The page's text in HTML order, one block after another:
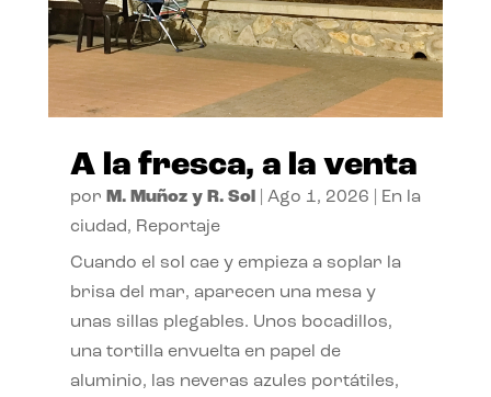
A la fresca, a la venta
por M. Muñoz y R. Sol Ago 1, 2026
En la
ciudad, Reportaje
Cuando el sol cae y empieza a soplar la
brisa del mar, aparecen una mesa y
unas sillas plegables. Unos bocadillos,
una tortilla envuelta en papel de
aluminio, las neveras azules portátiles,